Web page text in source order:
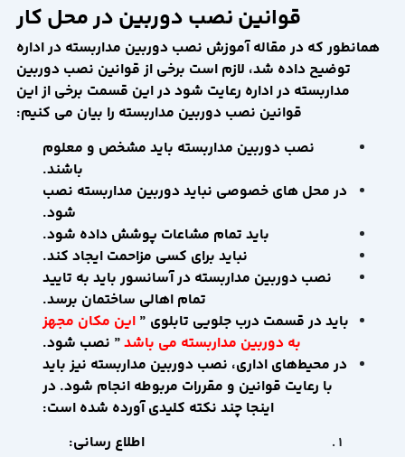
قوانین نصب دوربین در محل کار
همانطور که در مقاله آموزش نصب دوربین مداربسته در اداره
توضیح داده شد، لازم است برخی از قوانین نصب دوربین
مداربسته در اداره رعایت شود در این قسمت برخی از این
قوانین نصب دوربین مداربسته را بیان می کنیم:
نصب دوربین مداربسته باید مشخص و معلوم
باشند.
در محل های خصوصی نباید دوربین مداربسته نصب
شود.
باید تمام مشاعات پوشش داده شود.
نباید برای کسی مزاحمت ایجاد کند.
نصب دوربین مداربسته در آسانسور باید به تایید
تمام اهالی ساختمان برسد.
باید در قسمت درب جلویی تابلوی ” این مکان مجهز
به دوربین مداربسته می باشد” نصب شود.
در محیط‌های اداری، نصب دوربین مداربسته نیز باید
با رعایت قوانین و مقررات مربوطه انجام شود. در
اینجا چند نکته کلیدی آورده شده است:
اطلاع رسانی: